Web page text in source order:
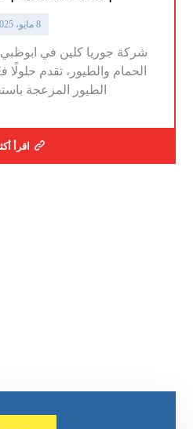
8 مايو، 2025
شركة جوريا كلين في
الحمام والطيور، تقدم
الطيور المزعجة
اقرأ